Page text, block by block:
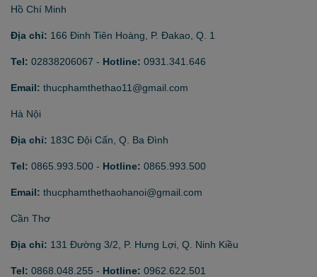
Hồ Chí Minh
Địa chỉ: 166 Đinh Tiên Hoàng, P. Đakao, Q. 1
Tel: 02838206067 - Hotline: 0931.341.646
Email: thucphamthethao11@gmail.com
Hà Nội
Địa chỉ: 183C Đội Cấn, Q. Ba Đình
Tel: 0865.993.500 - Hotline: 0865.993.500
Email: thucphamthethaohanoi@gmail.com
Cần Thơ
Địa chỉ: 131 Đường 3/2, P. Hưng Lợi, Q. Ninh Kiều
Tel: 0868.048.255 - Hotline: 0962.622.501